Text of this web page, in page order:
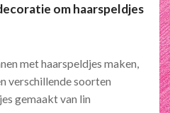
om haarspeldjes
met haarspeldjes maken,
verschillende soorten
gemaakt van lin